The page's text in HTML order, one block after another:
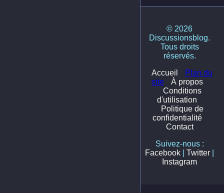
© 2026
Discussionsblog.
Tous droits
réservés.
Accueil
Plan du
site
À propos
Conditions
d'utilisation
Politique de
confidentialité
Contact
Suivez-nous :
Facebook
Twitter
Instagram